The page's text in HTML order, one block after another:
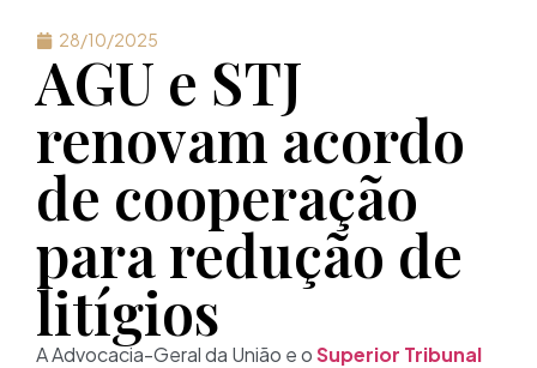
28/10/2025
AGU e STJ
renovam acordo
de cooperação
para redução de
litígios
A Advocacia-Geral da União e oSuperior Tribunal